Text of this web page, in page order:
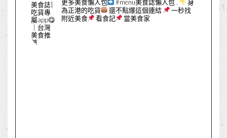
更多美食懶人包 #menu美食誌懶人包 .
身
為正港的吃貨
還不點爆這個連結
一秒找
附近美食
看食記 當美食家